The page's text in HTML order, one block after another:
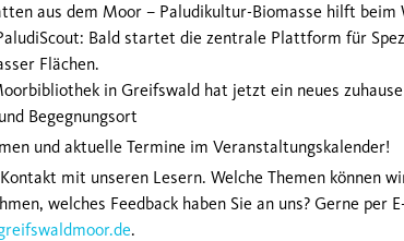
aus dem Moor – Paludikultur-Biomasse hilft beim
Bald startet die zentrale Plattform für
Flächen.
in Greifswald hat jetzt ein neues
Begegnungsort
und aktuelle Termine im Veranstaltungskalender!
mit unseren Lesern. Welche Themen können
welches Feedback haben Sie an uns? Gerne per
.